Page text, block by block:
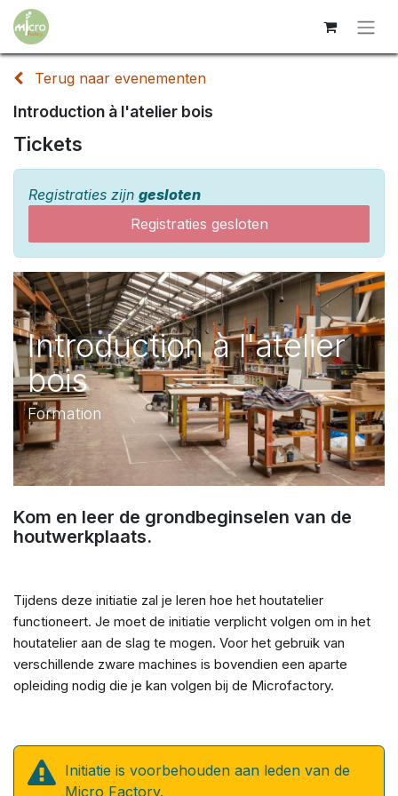
Terug naar evenementen
Introduction à l'atelier bois
Tickets
Registraties zijn gesloten
Registraties gesloten
Introduction à l'atelier
bois
Formation
Kom en leer de grondbeginselen van de
houtwerkplaats.
Tijdens deze initiatie zal je leren hoe het houtatelier
functioneert. Je moet de initiatie verplicht volgen om in het
houtatelier aan de slag te mogen. Voor het gebruik van
verschillende zware machines is bovendien een aparte
opleiding nodig die je kan volgen bij de Microfactory.
Initiatie is voorbehouden aan leden van de
Micro Factory.